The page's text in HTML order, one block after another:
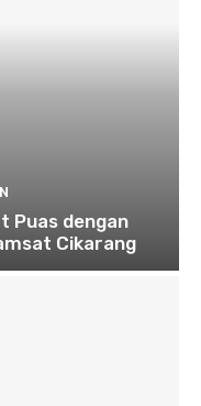
Puas dengan
Cikarang